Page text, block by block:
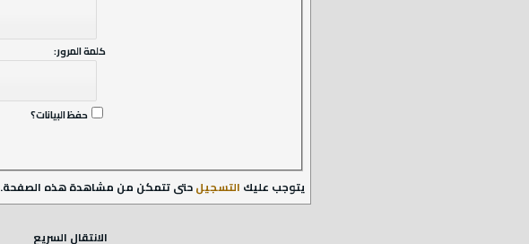
كلمة المرور:
حفظ البيانات؟
يتوجب عليك التسجيلحتى تتمكن من مشاهدة هذه الصفحة.
الانتقال السريع